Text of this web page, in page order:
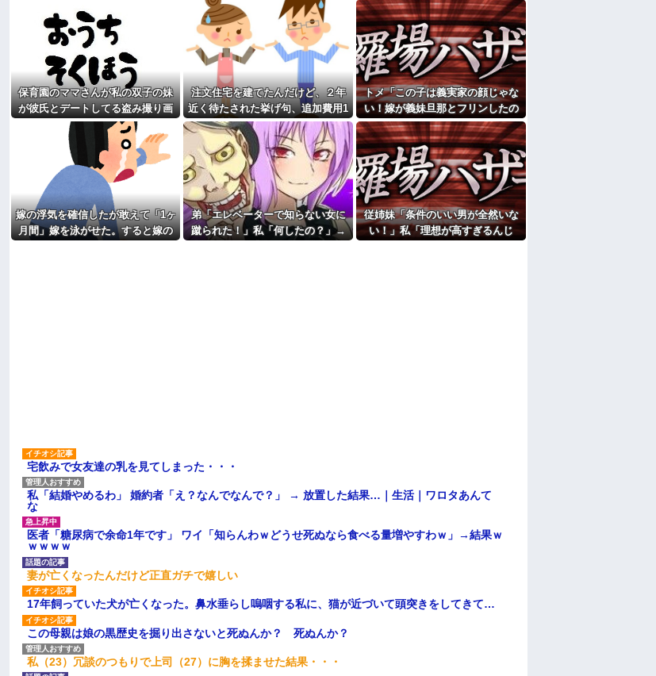
れた。断っただけな
リンしたのよ！」私
なるやつｗｗｗｗｗ
がこちらです←コレは
したらコレw」←こw
ー牛を大変身させた
んだよが目一杯詰ま
俺「してないよ」←姉
・・・
すぎるｗｗｗｗｗｗ
ラクション鳴らして
(※画像あり)
、すげえええええｗ
で走った結果
り悲しませないでく
【人工障がい者】甥(28)「両親が亡くなったんで僕のこと引き取ってほしい
んですけど！」なんでいい年したヒキニートを引き取らなきゃいけないんだ
よ！甘やかされるとこうなるか…
母が兄一家にお米を送ってる。それを兄嫁がご近所さんに売ってた。私「お
母さんいる？」甥「お米の配達に行ってる」私「？配達？」姪「それ言っちゃ
ダメなんだよ！」ガチャ
ジャンポケ斉藤「同意があったんです。本当です。信じて下さい」 ←何で
この主張が通らないの？
盆正月に夫の実家に長時間滞在しなきゃいけないのが苦痛。私「貴方は私の
実家を早々に退散する。私もそうしていいはず」夫「それは男だから許される
こと。女は許されない」
同窓会で実験、「俺が青年実業家だったら女の子はどういう反応をするか」
【切実】夫に無理と言われた私の7年の無視生活、その理由がコレｗｗｗ
44歳無職です。精神科に通院中で生活保護を受けてます。妻に酷いことばか
りしたので離婚されそうです。「働くから」「心を入れ替えるから」と言って
も信じてもらえません。助けて
主な税金の成り立ちを調べてみたよ
保育園のママさんが私の双子の妹
が彼氏とデートしてる盗み撮り画
像を見せて「あとはわかるよね？
とりあえず5万を家に持ってきて」
と脅してきた
注文住宅を建てたんだけど、２年
近く待たされた挙げ句、追加費用1
400万請求された。流石におかしい
よね？
トメ「この子は義実家の顔じゃな
い！嫁が義妹旦那とフリンしたの
よ！」私「DNA鑑定します？」義
妹旦那「もちろんです」→結果…
嫁の浮気を確信したが敢えて「1ヶ
月間」嫁を泳がせた。すると嫁の
弟「エレベーターで知らない女に
蹴られた！」私「何したの？」→
従姉妹「条件のいい男が全然いな
い！」私「理想が高すぎるんじ
宅飲みで女友達の乳を見てしまった・・・
私「結婚やめるわ」 婚約者「え？なんでなんで？」 → 放置した結果…｜生活｜ワロタあんて
な
医者「糖尿病で余命1年です」 ワイ「知らんわｗどうせ死ぬなら食べる量増やすわｗ」→結果ｗ
ｗｗｗｗ
妻が亡くなったんだけど正直ガチで嬉しい
17年飼っていた犬が亡くなった。鼻水垂らし嗚咽する私に、猫が近づいて頭突きをしてきて…
この母親は娘の黒歴史を掘り出さないと死ぬんか？ 死ぬんか？
私（23）冗談のつもりで上司（27）に胸を揉ませた結果・・・